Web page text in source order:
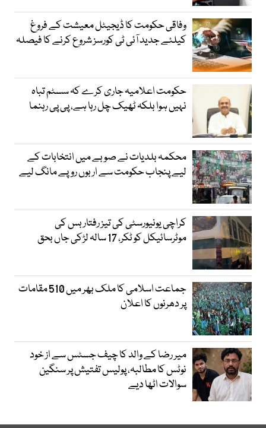
وفاقی حکومت کا ڈیجیٹل معیشت کے فروغ
کیلئے جدید آئی ٹی کورسز شروع کرنے کا فیصلہ
حکومت اعلامیہ جاری کرے کہ سسٹم تباہ
نہیں ہوا بلکہ ٹھیک چل رہا ہے، پی پی رہنما
محکمہ بلدیات نے صوبے میں انتخابات کے
لیے پنجاب حکومت سے اربوں روپے مانگ لیے
کراچی یونیورسٹی کی تیز رفتار بس کی
موٹرسائیکل کو ٹکر، 17 سالہ لڑکی جاں بحق
جماعت اسلامی کا ملک بھر میں 510 مقامات
پر دھرنوں کا اعلان
میر رضا کے والد کا چیف جسٹس سے از خود
نوٹس کا مطالبہ، پولیس تفتیش پر سنگین
سوالات اٹھا دیے